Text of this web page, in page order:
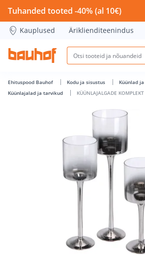
KÜÜNLAJALGADE KOMPLEKT 25CM
Tuhanded tooted -40% (al 10€)
Kauplused Äriklienditeenindus
Ehituspood Bauhof Kodu ja sisustus
Küünlad
Küünlajalad ja tarvikud
KÜÜNLAJALGADE